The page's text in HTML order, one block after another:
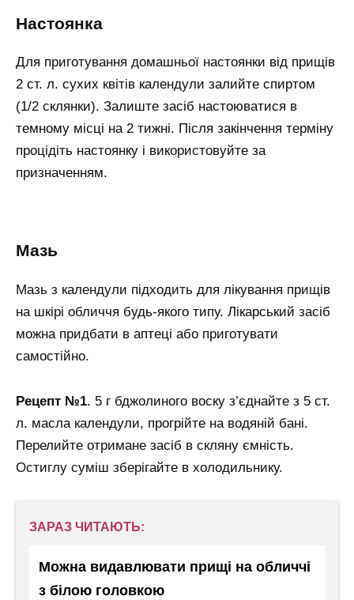
настоянка
Для приготування домашньої настоянки від прищів
2 ст. л. сухих квітів календули залийте спиртом
(1/2 склянки). Залиште засіб настоюватися в
темному місці на 2 тижні. Після закінчення терміну
процідіть настоянку і використовуйте за
призначенням.
мазь
Мазь з календули підходить для лікування прищів
на шкірі обличчя будь-якого типу. Лікарський засіб
можна придбати в аптеці або приготувати
самостійно.
Рецепт №1. 5 г бджолиного воску з’єднайте з 5 ст.
л. масла календули, прогрійте на водяній бані.
Перелийте отримане засіб в скляну ємність.
Остиглу суміш зберігайте в холодильнику.
ЗАРАЗ ЧИТАЮТЬ:
Можна видавлювати прищі на обличчі
з білою головкою